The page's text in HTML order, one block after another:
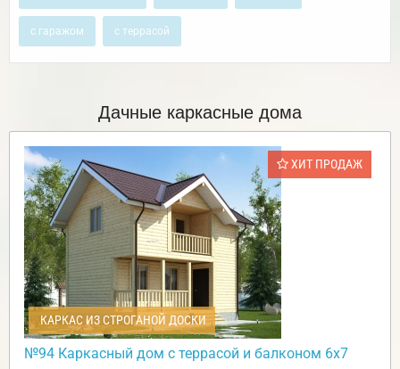
с гаражом с террасой
Дачные каркасные дома
ХИТ ПРОДАЖ
КАРКАС ИЗ СТРОГАНОЙ ДОСКИ
№94 Каркасный дом с террасой и балконом 6х7